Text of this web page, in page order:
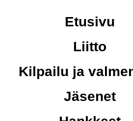
Etusivu
Liitto
Kilpailu ja
Jäsenet